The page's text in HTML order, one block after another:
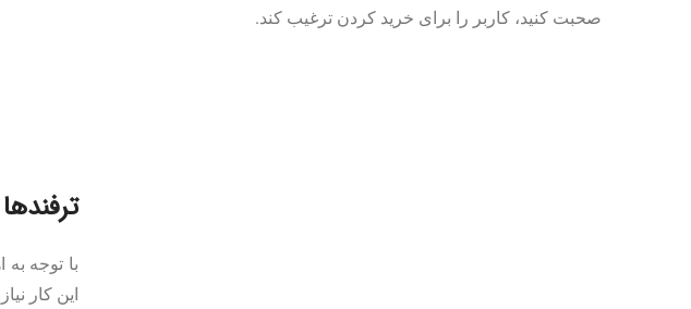
صحبت کنید، کاربر را برای خرید کردن ترغیب کند.
با توجه
این کار